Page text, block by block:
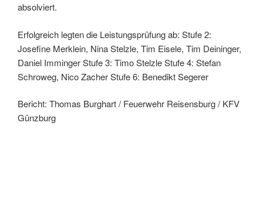
absolviert.
Erfolgreich legten die Leistungsprüfung ab: Stufe 2:
Josefine Merklein, Nina Stelzle, Tim Eisele, Tim Deininger,
Daniel Imminger Stufe 3: Timo Stelzle Stufe 4: Stefan
Schroweg, Nico Zacher Stufe 6: Benedikt Segerer
Bericht: Thomas Burghart / Feuerwehr Reisensburg / KFV
Günzburg